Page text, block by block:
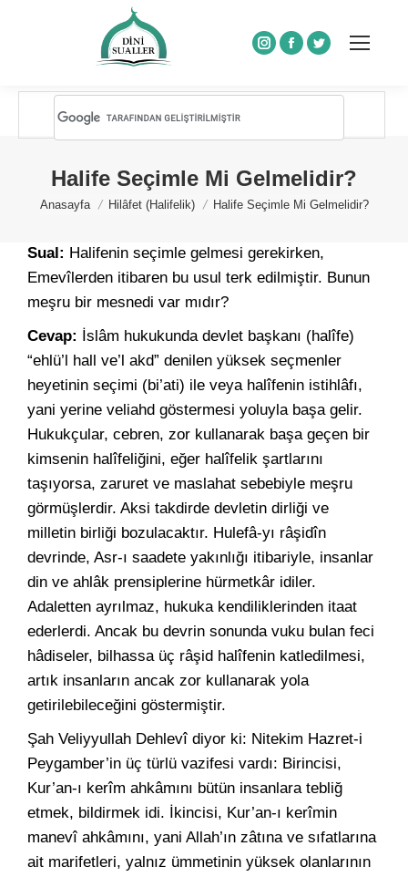
Instagram
Facebook
Twitter
Halife Seçimle Mi Gelmelidir?
You are here:
Anasayfa Hilâfet (Halifelik) Halife Seçimle Mi Gelmelidir?
Sual: Halifenin seçimle gelmesi gerekirken,
Emevîlerden itibaren bu usul terk edilmiştir. Bunun
meşru bir mesnedi var mıdır?
Cevap: İslâm hukukunda devlet başkanı (halîfe)
“ehlü’l hall ve’l akd” denilen yüksek seçmenler
heyetinin seçimi (bi’ati) ile veya halîfenin istihlâfı,
yani yerine veliahd göstermesi yoluyla başa gelir.
Hukukçular, cebren, zor kullanarak başa geçen bir
kimsenin halîfeliğini, eğer halîfelik şartlarını
taşıyorsa, zaruret ve maslahat sebebiyle meşru
görmüşlerdir. Aksi takdirde devletin dirliği ve
milletin birliği bozulacaktır. Hulefâ-yı râşidîn
devrinde, Asr-ı saadete yakınlığı itibariyle, insanlar
din ve ahlâk prensiplerine hürmetkâr idiler.
Adaletten ayrılmaz, hukuka kendiliklerinden itaat
ederlerdi. Ancak bu devrin sonunda vuku bulan feci
hâdiseler, bilhassa üç râşid halîfenin katledilmesi,
artık insanların ancak zor kullanarak yola
getirilebileceğini göstermiştir.
Şah Veliyyullah Dehlevî diyor ki: Nitekim Hazret-i
Peygamber’in üç türlü vazifesi vardı: Birincisi,
Kur’an-ı kerîm ahkâmını bütün insanlara tebliğ
etmek, bildirmek idi. İkincisi, Kur’an-ı kerîmin
manevî ahkâmını, yani Allah’ın zâtına ve sıfatlarına
ait marifetleri, yalnız ümmetinin yüksek olanlarının